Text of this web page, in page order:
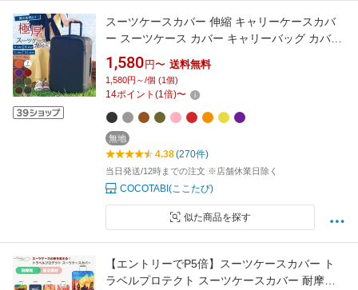
スーツケースカバー 伸縮 キャリーケースカバ
ー スーツケース カバー キャリーバッグ カバー
極厚 傷防止 機内持ち込み 旅行用品 便利グッズ
擦り傷 汚れ 旅行 出張 大型サイズ S M L XL か
わいい おしゃれ 卒業旅行 就学旅行
1,580 円〜 送料無料
1,580円～/個 (1個)
14ポイント (1倍)〜
無地
4.38(270件)
当日発送/12時までの注文 ※店舗休業日除く
COCOTABI(ここたび)
似た商品を探す
【エントリーでP5倍】スーツケースカバー ト
ラベルプロテクト スーツケースカバー 耐摩耗